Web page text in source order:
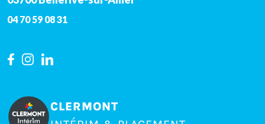
04 70 59 08 31
CLERMONT